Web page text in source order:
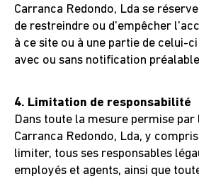
Carranca Redondo, Lda se
de restreindre ou d'empêcher
à ce site ou à une partie de celui-
avec ou sans notification
4. Limitation de responsabilité
Dans toute la mesure permise
Carranca Redondo, Lda, y
limiter, tous ses responsables
employés et agents, ainsi que